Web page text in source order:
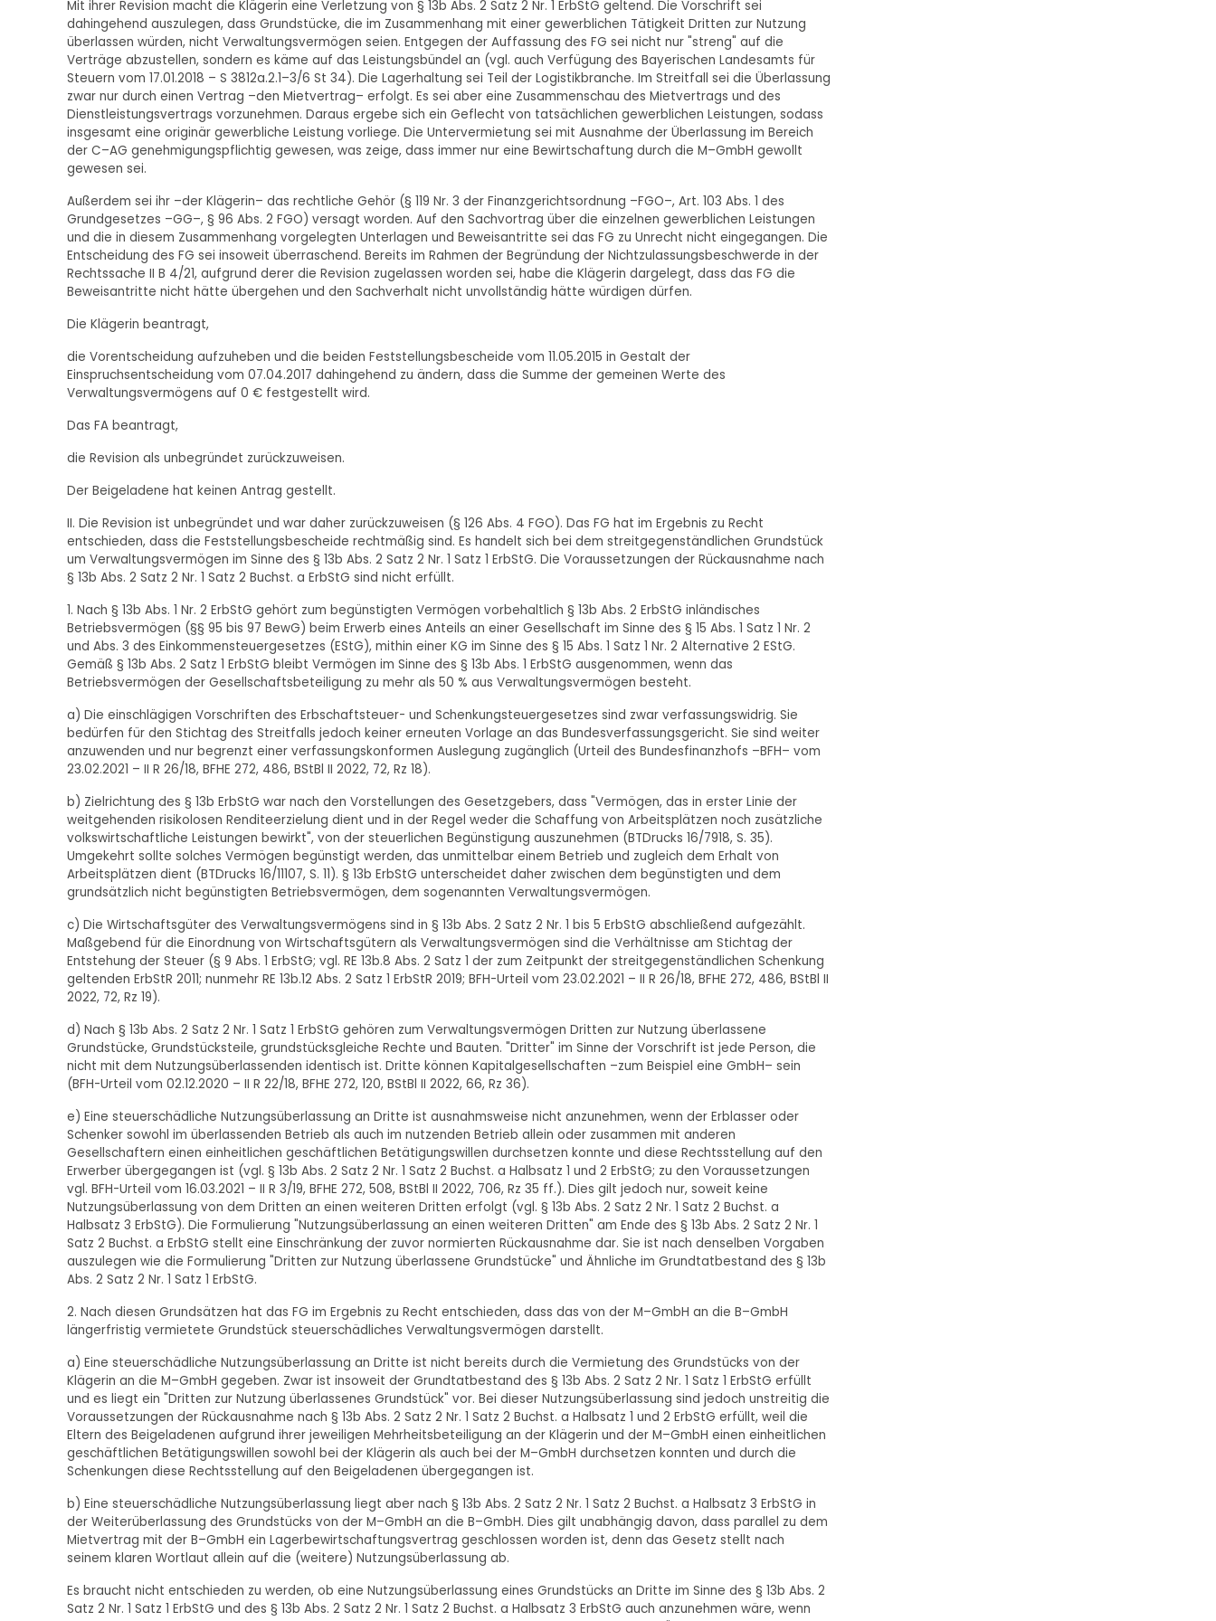
Mit ihrer Revision macht die Klägerin eine Verletzung von § 13b Abs. 2 Satz 2 Nr. 1 ErbStG geltend. Die Vorschrift sei
dahingehend auszulegen, dass Grundstücke, die im Zusammenhang mit einer gewerblichen Tätigkeit Dritten zur Nutzung
überlassen würden, nicht Verwaltungsvermögen seien. Entgegen der Auffassung des FG sei nicht nur "streng" auf die
Verträge abzustellen, sondern es käme auf das Leistungsbündel an (vgl. auch Verfügung des Bayerischen Landesamts für
Steuern vom 17.01.2018 – S 3812a.2.1–3/6 St 34). Die Lagerhaltung sei Teil der Logistikbranche. Im Streitfall sei die Überlassung
zwar nur durch einen Vertrag –den Mietvertrag– erfolgt. Es sei aber eine Zusammenschau des Mietvertrags und des
Dienstleistungsvertrags vorzunehmen. Daraus ergebe sich ein Geflecht von tatsächlichen gewerblichen Leistungen, sodass
insgesamt eine originär gewerbliche Leistung vorliege. Die Untervermietung sei mit Ausnahme der Überlassung im Bereich
der C–AG genehmigungspflichtig gewesen, was zeige, dass immer nur eine Bewirtschaftung durch die M–GmbH gewollt
gewesen sei.
Außerdem sei ihr –der Klägerin– das rechtliche Gehör (§ 119 Nr. 3 der Finanzgerichtsordnung –FGO–, Art. 103 Abs. 1 des
Grundgesetzes –GG–, § 96 Abs. 2 FGO) versagt worden. Auf den Sachvortrag über die einzelnen gewerblichen Leistungen
und die in diesem Zusammenhang vorgelegten Unterlagen und Beweisantritte sei das FG zu Unrecht nicht eingegangen. Die
Entscheidung des FG sei insoweit überraschend. Bereits im Rahmen der Begründung der Nichtzulassungsbeschwerde in der
Rechtssache II B 4/21, aufgrund derer die Revision zugelassen worden sei, habe die Klägerin dargelegt, dass das FG die
Beweisantritte nicht hätte übergehen und den Sachverhalt nicht unvollständig hätte würdigen dürfen.
Die Klägerin beantragt,
die Vorentscheidung aufzuheben und die beiden Feststellungsbescheide vom 11.05.2015 in Gestalt der
Einspruchsentscheidung vom 07.04.2017 dahingehend zu ändern, dass die Summe der gemeinen Werte des
Verwaltungsvermögens auf 0 € festgestellt wird.
Das FA beantragt,
die Revision als unbegründet zurückzuweisen.
Der Beigeladene hat keinen Antrag gestellt.
II. Die Revision ist unbegründet und war daher zurückzuweisen (§ 126 Abs. 4 FGO). Das FG hat im Ergebnis zu Recht
entschieden, dass die Feststellungsbescheide rechtmäßig sind. Es handelt sich bei dem streitgegenständlichen Grundstück
um Verwaltungsvermögen im Sinne des § 13b Abs. 2 Satz 2 Nr. 1 Satz 1 ErbStG. Die Voraussetzungen der Rückausnahme nach
§ 13b Abs. 2 Satz 2 Nr. 1 Satz 2 Buchst. a ErbStG sind nicht erfüllt.
1. Nach § 13b Abs. 1 Nr. 2 ErbStG gehört zum begünstigten Vermögen vorbehaltlich § 13b Abs. 2 ErbStG inländisches
Betriebsvermögen (§§ 95 bis 97 BewG) beim Erwerb eines Anteils an einer Gesellschaft im Sinne des § 15 Abs. 1 Satz 1 Nr. 2
und Abs. 3 des Einkommensteuergesetzes (EStG), mithin einer KG im Sinne des § 15 Abs. 1 Satz 1 Nr. 2 Alternative 2 EStG.
Gemäß § 13b Abs. 2 Satz 1 ErbStG bleibt Vermögen im Sinne des § 13b Abs. 1 ErbStG ausgenommen, wenn das
Betriebsvermögen der Gesellschaftsbeteiligung zu mehr als 50 % aus Verwaltungsvermögen besteht.
a) Die einschlägigen Vorschriften des Erbschaftsteuer- und Schenkungsteuergesetzes sind zwar verfassungswidrig. Sie
bedürfen für den Stichtag des Streitfalls jedoch keiner erneuten Vorlage an das Bundesverfassungsgericht. Sie sind weiter
anzuwenden und nur begrenzt einer verfassungskonformen Auslegung zugänglich (Urteil des Bundesfinanzhofs –BFH– vom
23.02.2021 – II R 26/18, BFHE 272, 486, BStBl II 2022, 72, Rz 18).
b) Zielrichtung des § 13b ErbStG war nach den Vorstellungen des Gesetzgebers, dass "Vermögen, das in erster Linie der
weitgehenden risikolosen Renditeerzielung dient und in der Regel weder die Schaffung von Arbeitsplätzen noch zusätzliche
volkswirtschaftliche Leistungen bewirkt", von der steuerlichen Begünstigung auszunehmen (BTDrucks 16/7918, S. 35).
Umgekehrt sollte solches Vermögen begünstigt werden, das unmittelbar einem Betrieb und zugleich dem Erhalt von
Arbeitsplätzen dient (BTDrucks 16/11107, S. 11). § 13b ErbStG unterscheidet daher zwischen dem begünstigten und dem
grundsätzlich nicht begünstigten Betriebsvermögen, dem sogenannten Verwaltungsvermögen.
c) Die Wirtschaftsgüter des Verwaltungsvermögens sind in § 13b Abs. 2 Satz 2 Nr. 1 bis 5 ErbStG abschließend aufgezählt.
Maßgebend für die Einordnung von Wirtschaftsgütern als Verwaltungsvermögen sind die Verhältnisse am Stichtag der
Entstehung der Steuer (§ 9 Abs. 1 ErbStG; vgl. RE 13b.8 Abs. 2 Satz 1 der zum Zeitpunkt der streitgegenständlichen Schenkung
geltenden ErbStR 2011; nunmehr RE 13b.12 Abs. 2 Satz 1 ErbStR 2019; BFH-Urteil vom 23.02.2021 – II R 26/18, BFHE 272, 486, BStBl II
2022, 72, Rz 19).
d) Nach § 13b Abs. 2 Satz 2 Nr. 1 Satz 1 ErbStG gehören zum Verwaltungsvermögen Dritten zur Nutzung überlassene
Grundstücke, Grundstücksteile, grundstücksgleiche Rechte und Bauten. "Dritter" im Sinne der Vorschrift ist jede Person, die
nicht mit dem Nutzungsüberlassenden identisch ist. Dritte können Kapitalgesellschaften –zum Beispiel eine GmbH– sein
(BFH-Urteil vom 02.12.2020 – II R 22/18, BFHE 272, 120, BStBl II 2022, 66, Rz 36).
e) Eine steuerschädliche Nutzungsüberlassung an Dritte ist ausnahmsweise nicht anzunehmen, wenn der Erblasser oder
Schenker sowohl im überlassenden Betrieb als auch im nutzenden Betrieb allein oder zusammen mit anderen
Gesellschaftern einen einheitlichen geschäftlichen Betätigungswillen durchsetzen konnte und diese Rechtsstellung auf den
Erwerber übergegangen ist (vgl. § 13b Abs. 2 Satz 2 Nr. 1 Satz 2 Buchst. a Halbsatz 1 und 2 ErbStG; zu den Voraussetzungen
vgl. BFH-Urteil vom 16.03.2021 – II R 3/19, BFHE 272, 508, BStBl II 2022, 706, Rz 35 ff.). Dies gilt jedoch nur, soweit keine
Nutzungsüberlassung von dem Dritten an einen weiteren Dritten erfolgt (vgl. § 13b Abs. 2 Satz 2 Nr. 1 Satz 2 Buchst. a
Halbsatz 3 ErbStG). Die Formulierung "Nutzungsüberlassung an einen weiteren Dritten" am Ende des § 13b Abs. 2 Satz 2 Nr. 1
Satz 2 Buchst. a ErbStG stellt eine Einschränkung der zuvor normierten Rückausnahme dar. Sie ist nach denselben Vorgaben
auszulegen wie die Formulierung "Dritten zur Nutzung überlassene Grundstücke" und Ähnliche im Grundtatbestand des § 13b
Abs. 2 Satz 2 Nr. 1 Satz 1 ErbStG.
2. Nach diesen Grundsätzen hat das FG im Ergebnis zu Recht entschieden, dass das von der M–GmbH an die B–GmbH
längerfristig vermietete Grundstück steuerschädliches Verwaltungsvermögen darstellt.
a) Eine steuerschädliche Nutzungsüberlassung an Dritte ist nicht bereits durch die Vermietung des Grundstücks von der
Klägerin an die M–GmbH gegeben. Zwar ist insoweit der Grundtatbestand des § 13b Abs. 2 Satz 2 Nr. 1 Satz 1 ErbStG erfüllt
und es liegt ein "Dritten zur Nutzung überlassenes Grundstück" vor. Bei dieser Nutzungsüberlassung sind jedoch unstreitig die
Voraussetzungen der Rückausnahme nach § 13b Abs. 2 Satz 2 Nr. 1 Satz 2 Buchst. a Halbsatz 1 und 2 ErbStG erfüllt, weil die
Eltern des Beigeladenen aufgrund ihrer jeweiligen Mehrheitsbeteiligung an der Klägerin und der M–GmbH einen einheitlichen
geschäftlichen Betätigungswillen sowohl bei der Klägerin als auch bei der M–GmbH durchsetzen konnten und durch die
Schenkungen diese Rechtsstellung auf den Beigeladenen übergegangen ist.
b) Eine steuerschädliche Nutzungsüberlassung liegt aber nach § 13b Abs. 2 Satz 2 Nr. 1 Satz 2 Buchst. a Halbsatz 3 ErbStG in
der Weiterüberlassung des Grundstücks von der M–GmbH an die B–GmbH. Dies gilt unabhängig davon, dass parallel zu dem
Mietvertrag mit der B–GmbH ein Lagerbewirtschaftungsvertrag geschlossen worden ist, denn das Gesetz stellt nach
seinem klaren Wortlaut allein auf die (weitere) Nutzungsüberlassung ab.
Es braucht nicht entschieden zu werden, ob eine Nutzungsüberlassung eines Grundstücks an Dritte im Sinne des § 13b Abs. 2
Satz 2 Nr. 1 Satz 1 ErbStG und des § 13b Abs. 2 Satz 2 Nr. 1 Satz 2 Buchst. a Halbsatz 3 ErbStG auch anzunehmen wäre, wenn